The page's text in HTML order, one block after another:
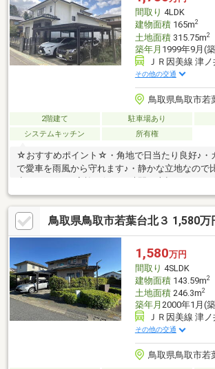
◆◆──────────◆◆
間取り 4LDK
建物面積165m2
土地面積315.75m2
築年月 1999年9月(
ＪＲ因美線 津
その他の交通
鳥取県鳥取市若
2階建て 駐車場あり
システムキッチン
所有権
☆おすすめポイント☆・角地で日当たり良好♪・
で愛車を雨風から守れます♪・静かな立地なので
式キッチンで会話を楽しみながら料理や片付け
ビングに隣接した和室は、家族のひと休みやお
♪・ライフスタイルに合わせて使える、和室・洋
♪・ＷＩＣがあるので収納場所に困りません
♪◆◆──────────◆◆ 物件見学予約受付中
せはお早めに！ TEL【0857-30-7788】
鳥取県鳥取市若葉台北３ 1,580万
1,580万円
間取り 4SLDK
建物面積143.59m2
土地面積246.3m2
築年月 2000年1月(
ＪＲ因美線 津
その他の交通
鳥取県鳥取市若